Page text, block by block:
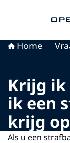
Home
Krijg ik
ik een
krijg
Als u een